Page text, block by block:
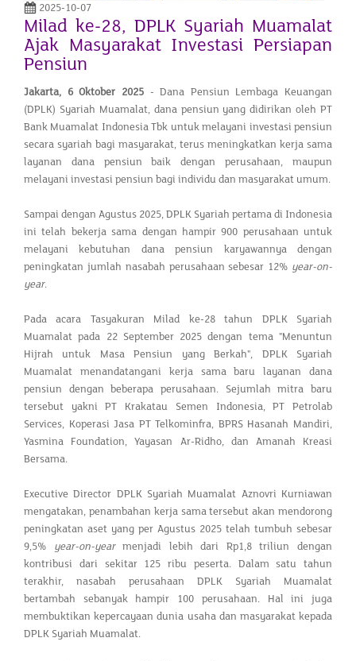
2025-10-07
Milad ke-28, DPLK Syariah Muamalat
Ajak Masyarakat Investasi Persiapan
Pensiun
Jakarta, 6 Oktober 2025 - Dana Pensiun Lembaga Keuangan
(DPLK) Syariah Muamalat, dana pensiun yang didirikan oleh PT
Bank Muamalat Indonesia Tbk untuk melayani investasi pensiun
secara syariah bagi masyarakat, terus meningkatkan kerja sama
layanan dana pensiun baik dengan perusahaan, maupun
melayani investasi pensiun bagi individu dan masyarakat umum.
Sampai dengan Agustus 2025, DPLK Syariah pertama di Indonesia
ini telah bekerja sama dengan hampir 900 perusahaan untuk
melayani kebutuhan dana pensiun karyawannya dengan
peningkatan jumlah nasabah perusahaan sebesar 12% year-on-
year.
Pada acara Tasyakuran Milad ke-28 tahun DPLK Syariah
Muamalat pada 22 September 2025 dengan tema "Menuntun
Hijrah untuk Masa Pensiun yang Berkah", DPLK Syariah
Muamalat menandatangani kerja sama baru layanan dana
pensiun dengan beberapa perusahaan. Sejumlah mitra baru
tersebut yakni PT Krakatau Semen Indonesia, PT Petrolab
Services, Koperasi Jasa PT Telkominfra, BPRS Hasanah Mandiri,
Yasmina Foundation, Yayasan Ar-Ridho, dan Amanah Kreasi
Bersama.
Executive Director DPLK Syariah Muamalat Aznovri Kurniawan
mengatakan, penambahan kerja sama tersebut akan mendorong
peningkatan aset yang per Agustus 2025 telah tumbuh sebesar
9,5% year-on-yearmenjadi lebih dari Rp1,8 triliun dengan
kontribusi dari sekitar 125 ribu peserta. Dalam satu tahun
terakhir, nasabah perusahaan DPLK Syariah Muamalat
bertambah sebanyak hampir 100 perusahaan. Hal ini juga
membuktikan kepercayaan dunia usaha dan masyarakat kepada
DPLK Syariah Muamalat.